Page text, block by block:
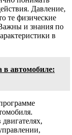
Давление,
те физические
и знания по
в
в автомобиле: